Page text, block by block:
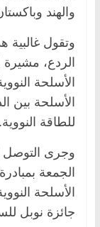
والهند
وتقول غالبية
الردع، مشيرة
الأسلحة
الأسلحة بين
للطاقة النووية.
وجرى التوصل
الجمعة
الأسلحة
جائزة نوبل